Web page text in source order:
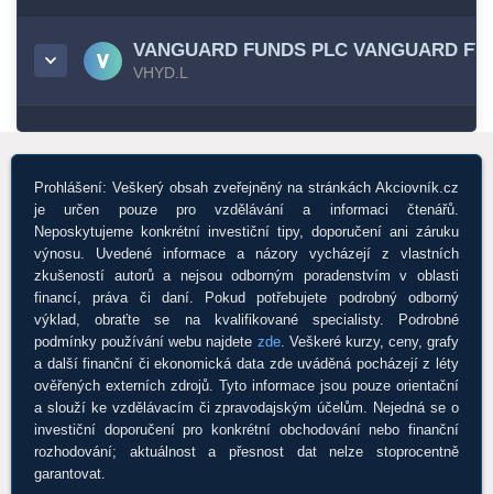
VANGUARD FUNDS PLC VANGUARD
VHYD.L
Prohlášení: Veškerý obsah zveřejněný na stránkách Akciovník.cz
je určen pouze pro vzdělávání a informaci čtenářů.
Neposkytujeme konkrétní investiční tipy, doporučení ani záruku
výnosu. Uvedené informace a názory vycházejí z vlastních
zkušeností autorů a nejsou odborným poradenstvím v oblasti
financí, práva či daní. Pokud potřebujete podrobný odborný
výklad, obraťte se na kvalifikované specialisty. Podrobné
podmínky používání webu najdete zde. Veškeré kurzy, ceny, grafy
a další finanční či ekonomická data zde uváděná pocházejí z léty
ověřených externích zdrojů. Tyto informace jsou pouze orientační
a slouží ke vzdělávacím či zpravodajským účelům. Nejedná se o
investiční doporučení pro konkrétní obchodování nebo finanční
rozhodování; aktuálnost a přesnost dat nelze stoprocentně
garantovat.